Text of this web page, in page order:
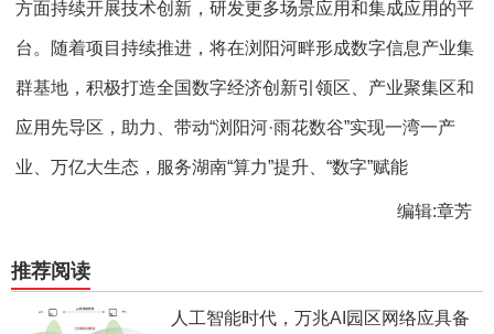
方面持续开展技术创新，研发更多场景应用和集成应用的平
台。随着项目持续推进，将在浏阳河畔形成数字信息产业集
群基地，积极打造全国数字经济创新引领区、产业聚集区和
应用先导区，助力、带动“浏阳河·雨花数谷”实现一湾一产
业、万亿大生态，服务湖南“算力”提升、“数字”赋能
编辑:章芳
推荐阅读
人工智能时代，万兆AI园区网络应具备